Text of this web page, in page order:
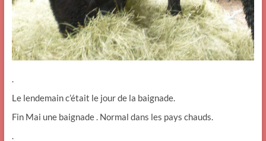
.
Le lendemain c’était le jour de la baignade.
Fin Mai une baignade . Normal dans les pays chauds.
.